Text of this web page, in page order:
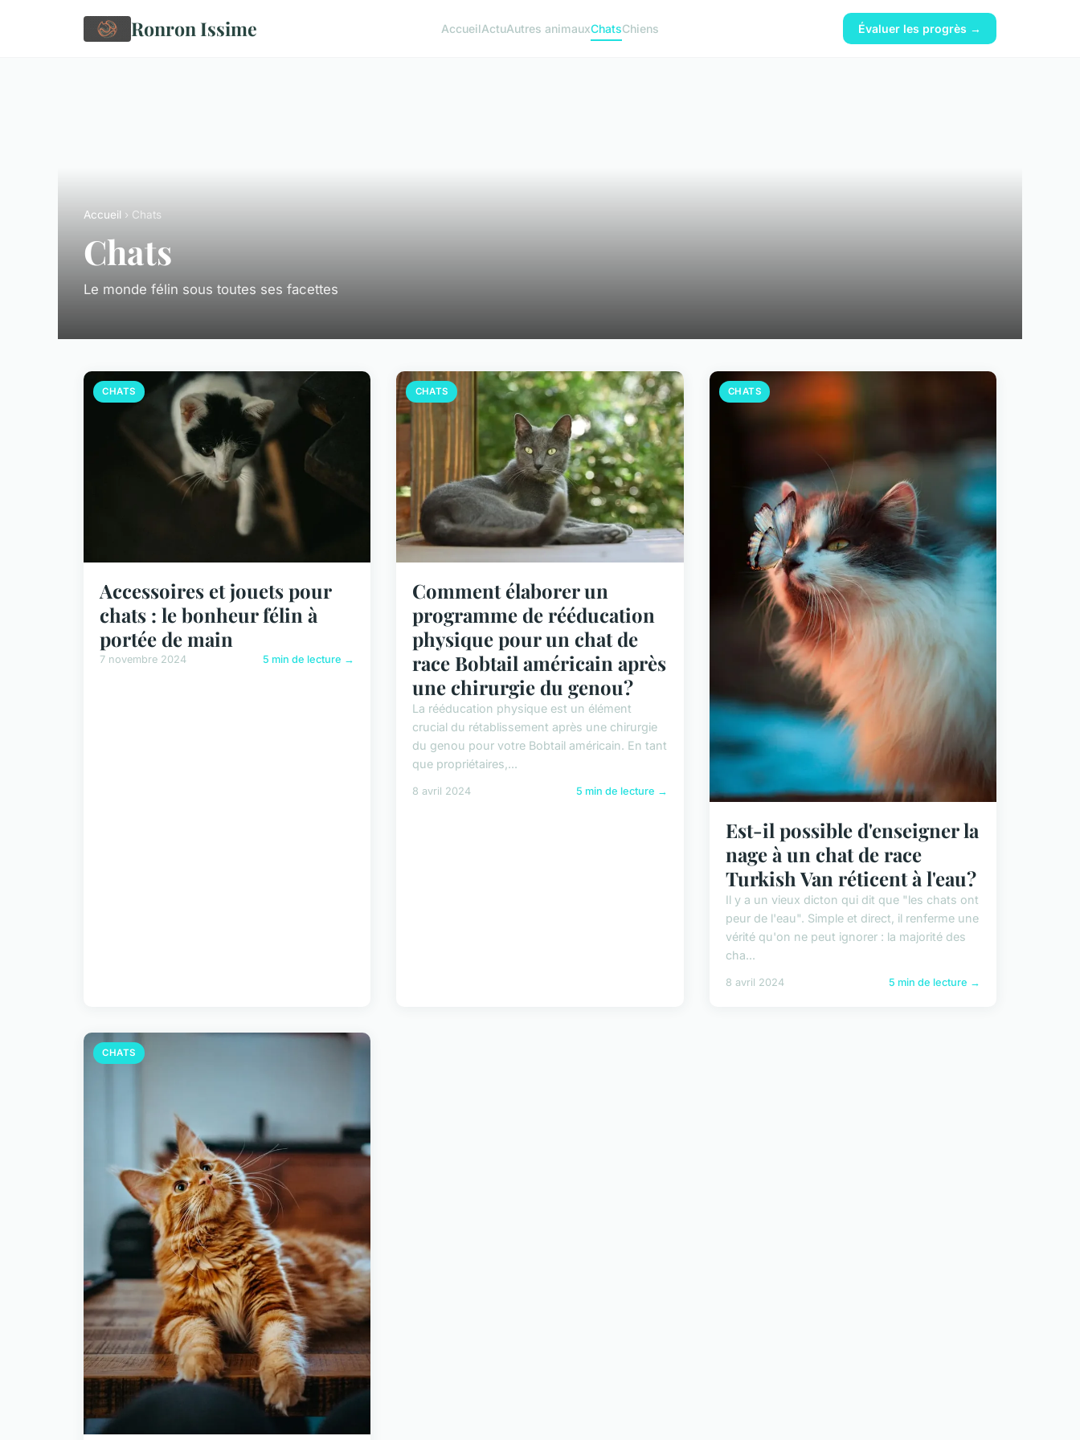
Ronron Issime AccueilActuAutres animauxChatsChiens Évaluer les progrès →
Accueil › Chats
Chats
Le monde félin sous toutes ses facettes
CHATS
Accessoires et jouets pour
chats : le bonheur félin à
portée de main
7 novembre 2024 5 min de lecture →
CHATS
Comment élaborer un
programme de rééducation
physique pour un chat de
race Bobtail américain après
une chirurgie du genou?
La rééducation physique est un élément
crucial du rétablissement après une chirurgie
du genou pour votre Bobtail américain. En tant
que propriétaires,...
8 avril 2024 5 min de lecture →
CHATS
Est-il possible d'enseigner la
nage à un chat de race
Turkish Van réticent à l'eau?
Il y a un vieux dicton qui dit que "les chats ont
peur de l'eau". Simple et direct, il renferme une
vérité qu'on ne peut ignorer : la majorité des
cha...
8 avril 2024 5 min de lecture →
CHATS